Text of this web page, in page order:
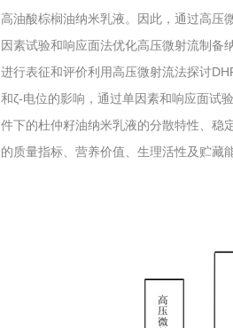
高油酸棕榈油纳米乳液。因此，通过高压
因素试验和响应面法优化高压微射流制备
进行表征和评价利用高压微射流法探讨
和ζ-电位的影响，通过单因素和响应面试
件下的杜仲籽油纳米乳液的分散特性、稳
的质量指标、营养价值、生理活性及贮藏